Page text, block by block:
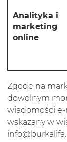
Analityka i
marketing
online
Zgodę na
dowolnym
wiadomości e-
wskazany w